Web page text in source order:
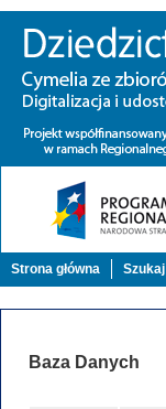
Strona główna Szukaj
Baza Danych